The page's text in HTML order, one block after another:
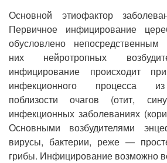
Основной этиофактор
Первичное инфицирование
обусловлено
них нейротропных
инфицирование происходит
инфекционного процесса
поблизости очагов (отит,
инфекционных заболеваниях
Основными возбудителями
вирусы, бактерии, реже —
грибы. Инфицирование возможно